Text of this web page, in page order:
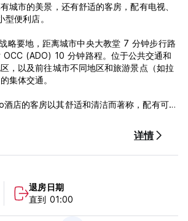
城市的美景，还有舒适的客房，配有电视、
便利店。
略要地，距离城市中央大教堂 7 分钟步行路
OCC (ADO) 10 分钟路程。位于公共交通和
，以及前往城市不同地区和旅游景点（如拉
集体交通。
店的客房以其舒适和清洁而著称，配有可收
。
其多样的色彩和美丽的大教堂而被认为是一
杰出的是圣多明各（中央大教堂）、圣何塞
：
详情
退房日期
直到 01:00